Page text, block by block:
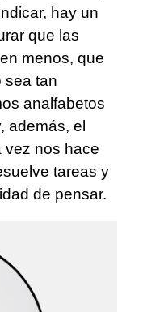
hay un
que las
menos, que
sea tan
analfabetos
además, el
vez nos hace
tareas y
de pensar.